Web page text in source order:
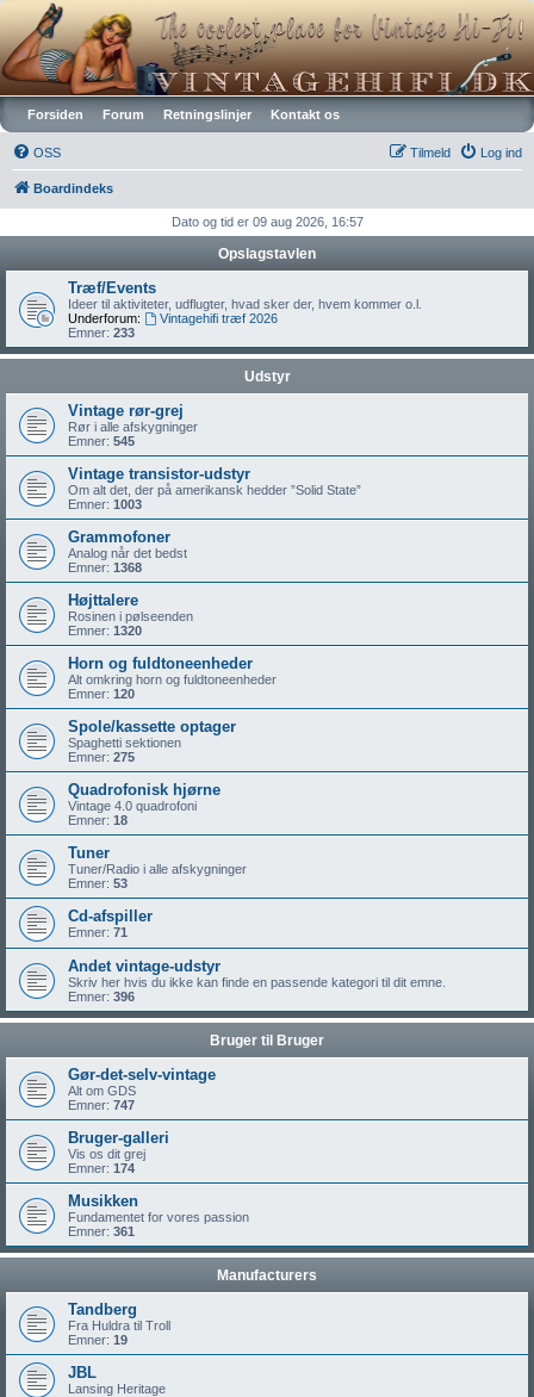
Vintagehifi.dk
Forsiden Forum Retningslinjer Kontakt os
OSS Log ind
Tilmeld
Boardindeks
Dato og tid er 09 aug 2026, 16:57
Opslagstavlen
Træf/Events
Ideer til aktiviteter, udflugter, hvad sker der, hvem kommer o.l.
Underforum:
Vintagehifi træf 2026
Emner: 233
Udstyr
Vintage rør-grej
Rør i alle afskygninger
Emner: 545
Vintage transistor-udstyr
Om alt det, der på amerikansk hedder ”Solid State”
Emner: 1003
Grammofoner
Analog når det bedst
Emner: 1368
Højttalere
Rosinen i pølseenden
Emner: 1320
Horn og fuldtoneenheder
Alt omkring horn og fuldtoneenheder
Emner: 120
Spole/kassette optager
Spaghetti sektionen
Emner: 275
Quadrofonisk hjørne
Vintage 4.0 quadrofoni
Emner: 18
Tuner
Tuner/Radio i alle afskygninger
Emner: 53
Cd-afspiller
Emner: 71
Andet vintage-udstyr
Skriv her hvis du ikke kan finde en passende kategori til dit emne.
Emner: 396
Bruger til Bruger
Gør-det-selv-vintage
Alt om GDS
Emner: 747
Bruger-galleri
Vis os dit grej
Emner: 174
Musikken
Fundamentet for vores passion
Emner: 361
Manufacturers
Tandberg
Fra Huldra til Troll
Emner: 19
JBL
Lansing Heritage